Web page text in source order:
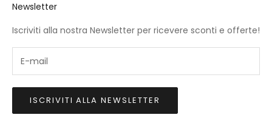
Newsletter
Iscriviti alla nostra Newsletter per ricevere sconti e offerte!
ISCRIVITI ALLA NEWSLETTER